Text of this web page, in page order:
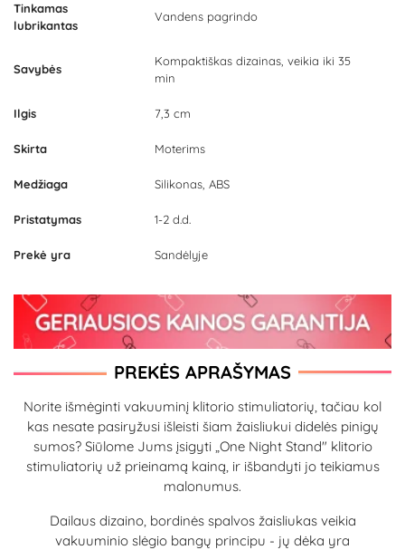
Tinkamas
lubrikantas
Vandens pagrindo
Savybės
Kompaktiškas dizainas, veikia iki 35
min
Ilgis 7,3 cm
Skirta Moterims
Medžiaga Silikonas, ABS
Pristatymas 1-2 d.d.
Prekė yra Sandėlyje
PREKĖS APRAŠYMAS
Norite išmėginti vakuuminį klitorio stimuliatorių, tačiau kol
kas nesate pasiryžusi išleisti šiam žaisliukui didelės pinigų
sumos? Siūlome Jums įsigyti „One Night Stand" klitorio
stimuliatorių už prieinamą kainą, ir išbandyti jo teikiamus
malonumus.
Dailaus dizaino, bordinės spalvos žaisliukas veikia
vakuuminio slėgio bangų principu - jų dėka yra